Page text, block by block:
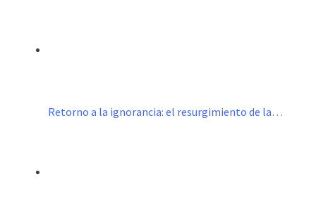
Retorno a la ignorancia: el resurgimiento de la…